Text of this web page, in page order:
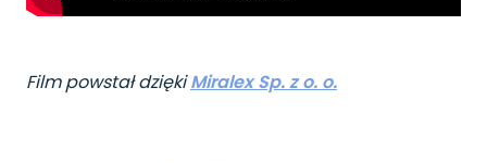
Film powstał dziękiMiralex Sp. z o. o.